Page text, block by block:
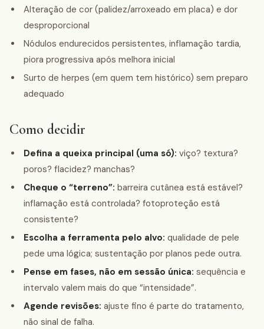
Alteração de cor (palidez/arroxeado em placa) e dor
desproporcional
Nódulos endurecidos persistentes, inflamação tardia,
piora progressiva após melhora inicial
Surto de herpes (em quem tem histórico) sem preparo
adequado
Como decidir
Defina a queixa principal (uma só): viço? textura?
poros? flacidez? manchas?
Cheque o “terreno”: barreira cutânea está estável?
inflamação está controlada? fotoproteção está
consistente?
Escolha a ferramenta pelo alvo: qualidade de pele
pede uma lógica; sustentação por planos pede outra.
Pense em fases, não em sessão única: sequência e
intervalo valem mais do que “intensidade”.
Agende revisões: ajuste fino é parte do tratamento,
não sinal de falha.